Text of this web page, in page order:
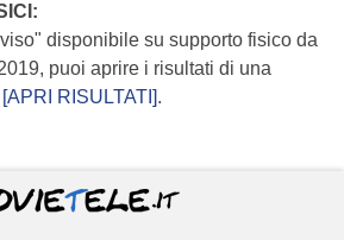
disponibile su supporto fisico da
puoi aprire i risultati di una
[APRI RISULTATI].